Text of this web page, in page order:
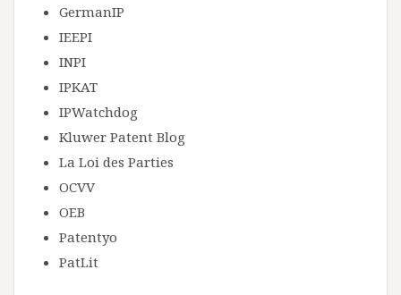
GermanIP
IEEPI
INPI
IPKAT
IPWatchdog
Kluwer Patent Blog
La Loi des Parties
OCVV
OEB
Patentyo
PatLit